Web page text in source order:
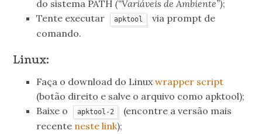
do sistema PATH(“Variáveis de Ambiente”);
Tente executar
apktool
via prompt de
comando.
Linux:
Faça o download do Linuxwrapper script
(botão direito e salve o arquivo como apktool);
Baixe o
apktool-2
(encontre a versão mais
recente neste link);